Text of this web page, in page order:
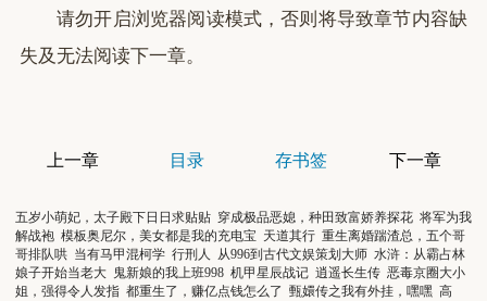
请勿开启浏览器阅读模式，否则将导致章节内容缺
失及无法阅读下一章。
上一章 目录 存书签 下一章
五岁小萌妃，太子殿下日日求贴贴 穿成极品恶媳，种田致富娇养探花 将军为我
解战袍 模板奥尼尔，美女都是我的充电宝 天道其行 重生离婚踹渣总，五个哥
哥排队哄 当有马甲混柯学 行刑人 从996到古代文娱策划大师 水浒：从霸占林
娘子开始当老大 鬼新娘的我上班998 机甲星辰战记 逍遥长生传 恶毒京圈大小
姐，强得令人发指 都重生了，赚亿点钱怎么了 甄嬛传之我有外挂，嘿嘿 高